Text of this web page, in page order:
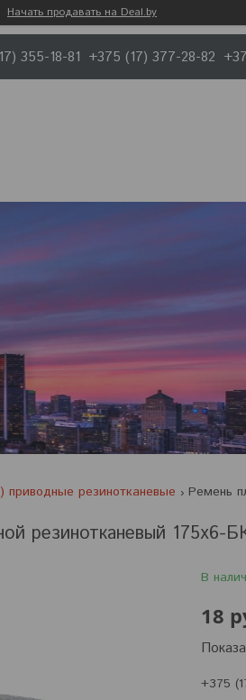
Начать продавать на Deal.by
355-18-81 +375 (17) 377-28-82
приводные резинотканевые
резинотканевый
В
18
+375